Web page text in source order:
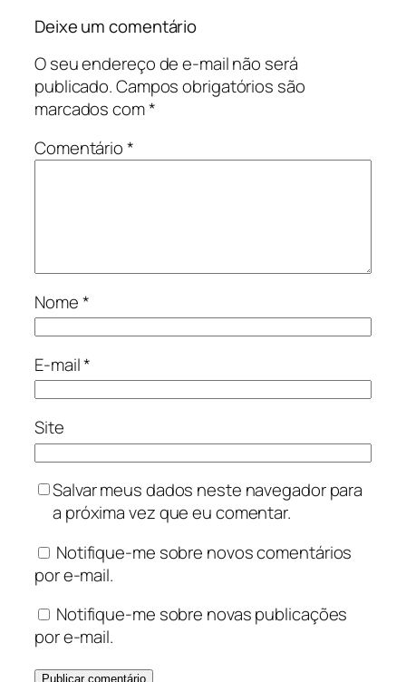
Deixe um comentário
O seu endereço de e-mail não será
publicado.Campos obrigatórios são
marcados com*
Comentário*
Nome*
E-mail*
Site
Salvar meus dados neste navegador para
a próxima vez que eu comentar.
Notifique-me sobre novos comentários
por e-mail.
Notifique-me sobre novas publicações
por e-mail.